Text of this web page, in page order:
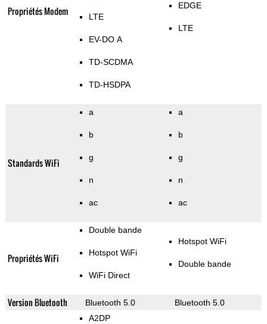
Propriétés Modem LTE
EV-DO A
TD-SCDMA
TD-HSDPA
EDGE
LTE
Standards WiFi
a
b
g
n
ac
a
b
g
n
ac
Propriétés WiFi
Double bande
Hotspot WiFi
WiFi Direct
Hotspot WiFi
Double bande
Version Bluetooth Bluetooth 5.0 Bluetooth 5.0
A2DP